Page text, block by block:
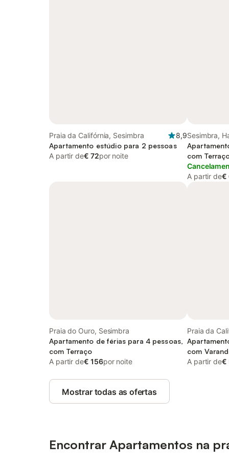
Praia da Califórnia, Sesimbra
8,9
Apartamento estúdio para 2 pessoas
A partir de€ 72por noite
Sesimbra,
com
A partir de€
Praia do Ouro, Sesimbra
Apartamento de férias para 4 pessoas,
com Terraço
A partir de€ 156por noite
Praia da
com
A partir de€
Mostrar todas as ofertas
Encontrar Apartamentos na